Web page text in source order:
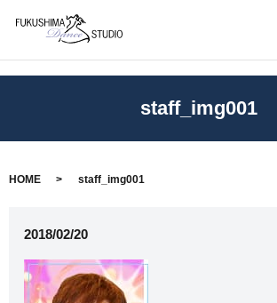
staff_img001
HOME staff_img001
2018/02/20